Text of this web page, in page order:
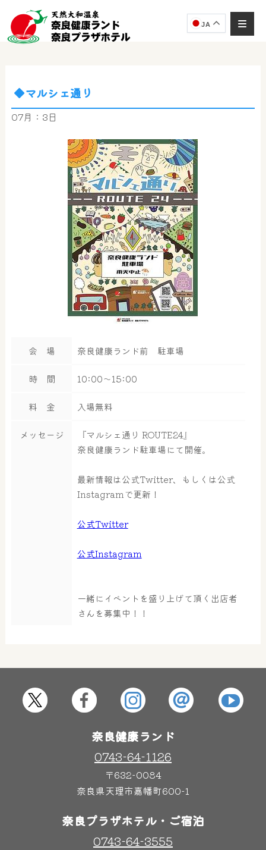
JA
大浴場
屋内レジャープール
奈良わんぱくランド
ボディケア
◆マルシェ通り
07月：3日
会 場 奈良健康ランド前 駐車場
時 間 10:00～15:00
料 金 入場無料
メッセージ
『マルシェ通り ROUTE24』
奈良健康ランド駐車場にて開催。
最新情報は公式Twitter、もしくは公式
Instagramで更新！
公式Twitter
公式Instagram
一緒にイベントを盛り上げて頂く出店者
さんを募集中！！
奈良健康ランド
0743-64-1126
〒632-0084
奈良県天理市嘉幡町600-1
奈良プラザホテル・ご宿泊
0743-64-3555
奈良健康ランド AIコンシェルジュです。
ご質問をお伺いします。